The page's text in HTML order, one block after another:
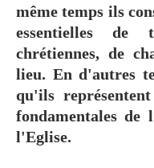
même temps ils
essentielles de
chrétiennes, de
lieu. En d'autres
qu'ils
fondamentales
l'Eglise.